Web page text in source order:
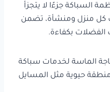
السباكة جزءًا لا يتجزأ
كل منزل ومنشأة، تضمن
الفضلات بكفاءة.
الماسة لخدمات سباكة
حيوية مثل المسايل